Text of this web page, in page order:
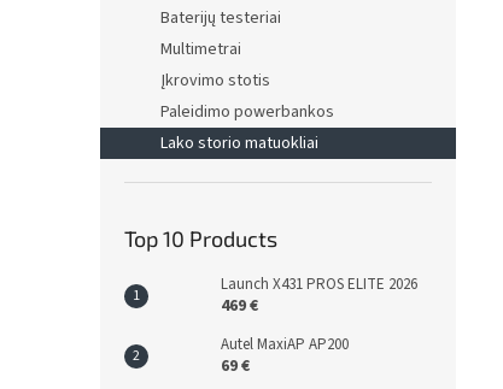
Baterijų testeriai
Multimetrai
Įkrovimo stotis
Paleidimo powerbankos
Lako storio matuokliai
Top 10 Products
Launch X431 PROS ELITE 2026
469 €
Autel MaxiAP AP200
69 €